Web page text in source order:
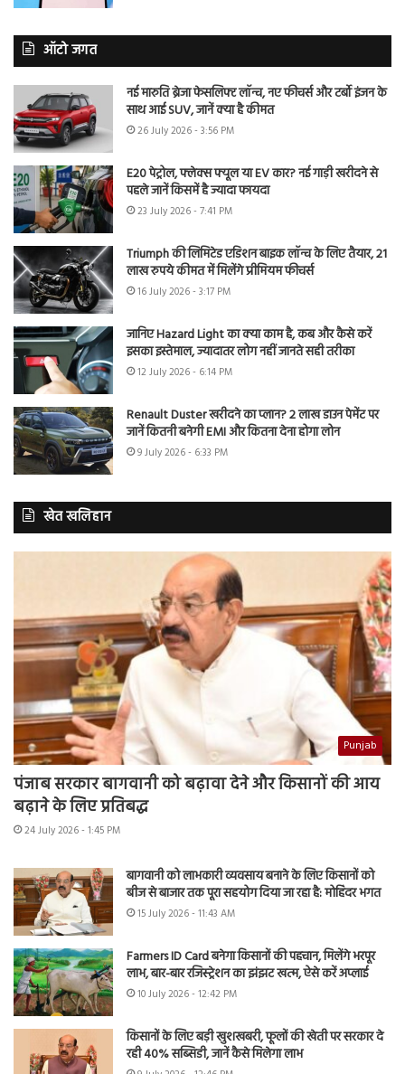
ऑटो जगत
नई मारुति ब्रेजा फेसलिफ्ट लॉन्च, नए फीचर्स और टर्बो इंजन के
साथ आई SUV, जानें क्या है कीमत
26 July 2026 - 3:56 PM
E20 पेट्रोल, फ्लेक्स फ्यूल या EV कार? नई गाड़ी खरीदने से
पहले जानें किसमें है ज्यादा फायदा
23 July 2026 - 7:41 PM
Triumph की लिमिटेड एडिशन बाइक लॉन्च के लिए तैयार, 21
लाख रुपये कीमत में मिलेंगे प्रीमियम फीचर्स
16 July 2026 - 3:17 PM
जानिए Hazard Light का क्या काम है, कब और कैसे करें
इसका इस्तेमाल, ज्यादातर लोग नहीं जानते सही तरीका
12 July 2026 - 6:14 PM
Renault Duster खरीदने का प्लान? 2 लाख डाउन पेमेंट पर
जानें कितनी बनेगी EMI और कितना देना होगा लोन
9 July 2026 - 6:33 PM
खेत खलिहान
Punjab
पंजाब सरकार बागवानी को बढ़ावा देने और किसानों की आय
बढ़ाने के लिए प्रतिबद्ध
24 July 2026 - 1:45 PM
बागवानी को लाभकारी व्यवसाय बनाने के लिए किसानों को
बीज से बाजार तक पूरा सहयोग दिया जा रहा है: मोहिंदर भगत
15 July 2026 - 11:43 AM
Farmers ID Card बनेगा किसानों की पहचान, मिलेंगे भरपूर
लाभ, बार-बार रजिस्ट्रेशन का झंझट खत्म, ऐसे करें अप्लाई
10 July 2026 - 12:42 PM
किसानों के लिए बड़ी खुशखबरी, फूलों की खेती पर सरकार दे
रही 40% सब्सिडी, जानें कैसे मिलेगा लाभ